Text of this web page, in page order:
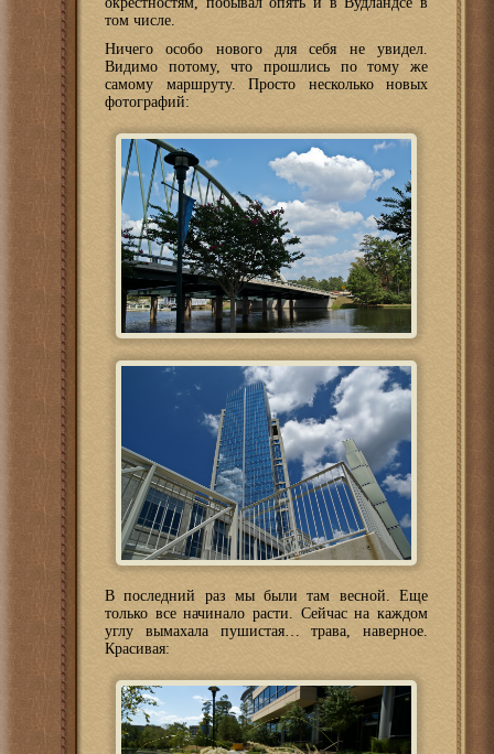
том числе.
Ничего особо нового для себя не увидел.
Видимо потому, что прошлись по тому же
самому маршруту. Просто несколько новых
фотографий:
В последний раз мы были там весной. Еще
только все начинало расти. Сейчас на каждом
углу вымахала пушистая… трава, наверное.
Красивая: